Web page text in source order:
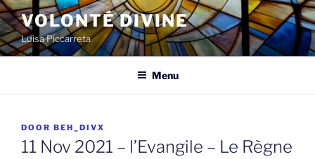
Spring
naar
de
inhoud
VOLONTÉ DIVINE
Luisa Piccarreta
Menu
GEPLAATST
OP
DOOR BEH_DIVX
11 Nov 2021 – l’Evangile – Le Règne